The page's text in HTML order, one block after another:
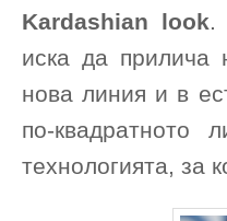
Kardashian look.
иска да прилича
нова линия и в
по-
технологията, за